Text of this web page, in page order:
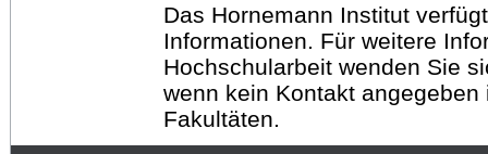
Das Hornemann Institut
Informationen. Für weitere
Hochschularbeit wenden Sie
wenn kein Kontakt
Fakultäten.